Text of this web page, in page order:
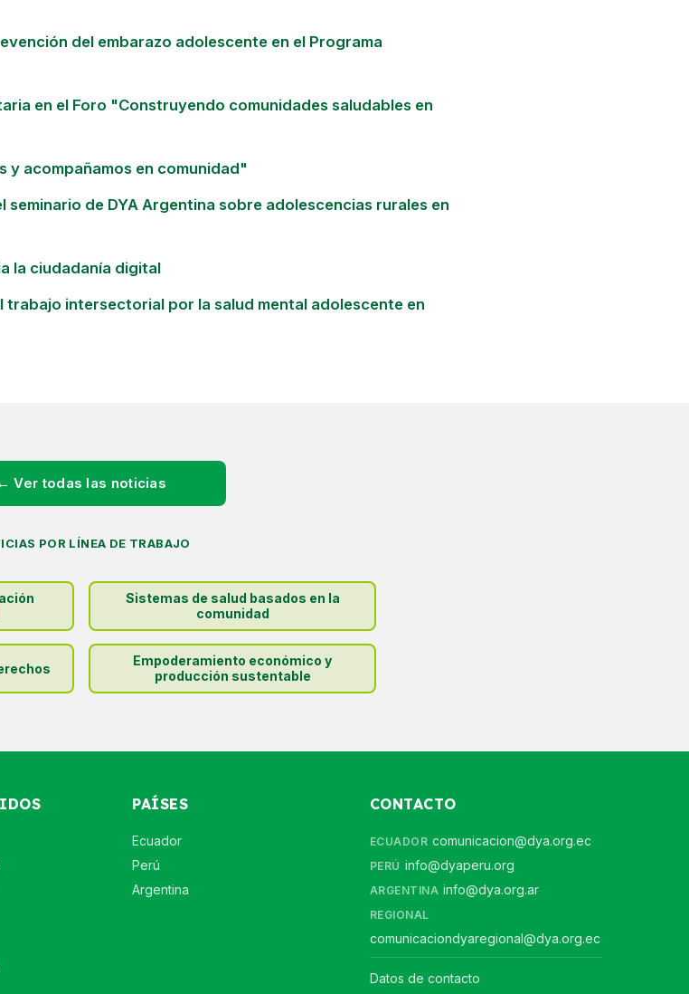
del embarazo adolescente en el Programa
en el Foro "Construyendo comunidades saludables en
y acompañamos en comunidad"
de DYA Argentina sobre adolescencias rurales en
la ciudadanía digital
trabajo intersectorial por la salud mental adolescente en
← Ver todas las noticias
POR LÍNEA DE TRABAJO
Sistemas de salud basados en la
comunidad
Empoderamiento económico y
producción sustentable
PAÍSES
Ecuador
Perú
Argentina
CONTACTO
ECUADOR comunicacion@dya.org.ec
PERÚ info@dyaperu.org
ARGENTINA info@dya.org.ar
REGIONAL
comunicaciondyaregional@dya.org.ec
Datos de contacto